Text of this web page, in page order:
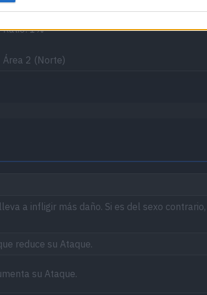
Área
Ratio: 1%
Área 2 (Norte)
a infligir más daño. Si es del sexo
reduce su Ataque.
su Ataque.